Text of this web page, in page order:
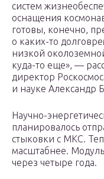
систем
оснащения
готовы, конечно,
о каких-то
низкой
куда-то еще», —
директор
и науке Александр
Научно-
планировалось
стыковки с МКС.
масштабнее.
через четыре года.